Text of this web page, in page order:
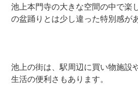
池上本門寺の大きな空間の中で楽
の盆踊りとは少し違った特別感が
池上の街は、駅周辺に買い物施設
生活の便利さもあります。